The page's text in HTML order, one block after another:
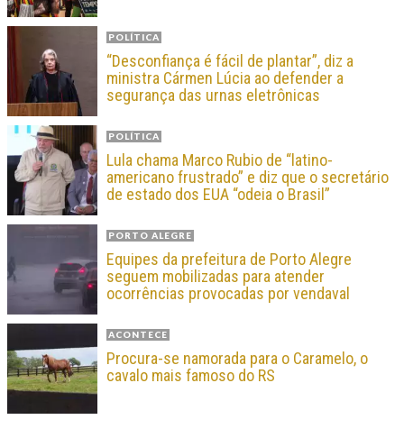
POLÍTICA
“Desconfiança é fácil de plantar”, diz a
ministra Cármen Lúcia ao defender a
segurança das urnas eletrônicas
POLÍTICA
Lula chama Marco Rubio de “latino-
americano frustrado” e diz que o secretário
de estado dos EUA “odeia o Brasil”
PORTO ALEGRE
Equipes da prefeitura de Porto Alegre
seguem mobilizadas para atender
ocorrências provocadas por vendaval
ACONTECE
Procura-se namorada para o Caramelo, o
cavalo mais famoso do RS